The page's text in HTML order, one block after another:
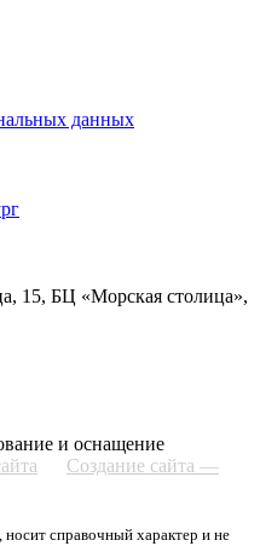
данных
15, БЦ «Морская столица»,
и оснащение
Создание сайта —
справочный характер и не